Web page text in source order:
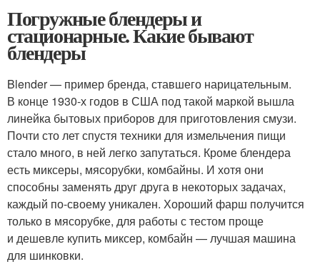
Погружные блендеры и
стационарные. Какие бывают
блендеры
Blender — пример бренда, ставшего нарицательным.
В конце 1930-х годов в США под такой маркой вышла
линейка бытовых приборов для приготовления смузи.
Почти сто лет спустя техники для измельчения пищи
стало много, в ней легко запутаться. Кроме блендера
есть миксеры, мясорубки, комбайны. И хотя они
способны заменять друг друга в некоторых задачах,
каждый по-своему уникален. Хороший фарш получится
только в мясорубке, для работы с тестом проще
и дешевле купить миксер, комбайн — лучшая машина
для шинковки.